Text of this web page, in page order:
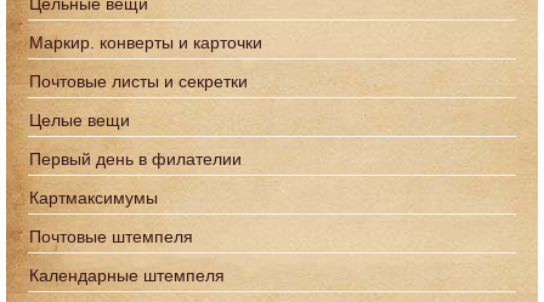
Маркир. конверты и карточки
Почтовые листы и секретки
Целые вещи
Первый день в филателии
Картмаксимумы
Почтовые штемпеля
Календарные штемпеля